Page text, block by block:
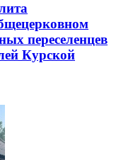
переселенцев
Курской